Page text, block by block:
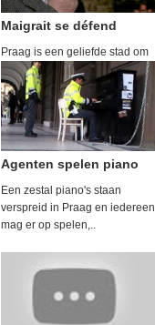
Maigrait se défend
Praag is een geliefde stad om
Agenten spelen piano
Een zestal piano's staan
verspreid in Praag en iedereen
mag er op spelen,..